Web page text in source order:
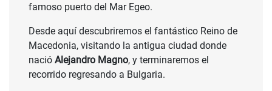
famoso puerto del Mar Egeo.
Desde aquí descubriremos el fantástico Reino de
Macedonia, visitando la antigua ciudad donde
nació Alejandro Magno, y terminaremos el
recorrido regresando a Bulgaria.